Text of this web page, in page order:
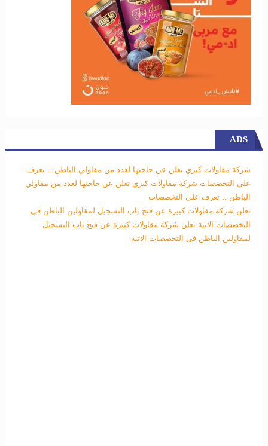
ADS
شركة مقاولات كبري تعلن عن حاجتها لعدد من مقاولي الباطن .. تعرف
علي التخصصات شركة مقاولات كبري تعلن عن حاجتها لعدد من مقاولي
الباطن .. تعرف علي التخصصات
تعلن شركة مقاولات كبيرة عن فتح باب التسجيل لمقاولين الباطن فى
التخصصات الاتية تعلن شركة مقاولات كبيرة عن فتح باب التسجيل
لمقاولين الباطن فى التخصصات الاتية